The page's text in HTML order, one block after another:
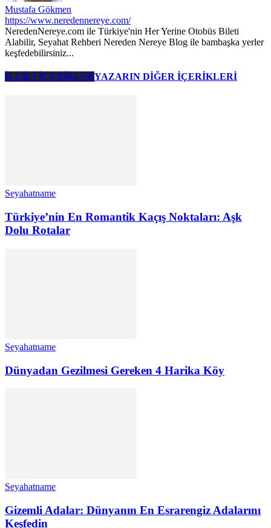
Mustafa Gökmen
https://www.neredennereye.com/
NeredenNereye.com ile Türkiye'nin Her Yerine Otobüs Bileti
Alabilir, Seyahat Rehberi Nereden Nereye Blog ile bambaşka yerler
keşfedebilirsiniz...
İLGİLİ İÇERİKLERYAZARIN DİĞER İÇERİKLERİ
Seyahatname
Türkiye’nin En Romantik Kaçış Noktaları: Aşk
Dolu Rotalar
Seyahatname
Dünyadan Gezilmesi Gereken 4 Harika Köy
Seyahatname
Gizemli Adalar: Dünyanın En Esrarengiz Adalarını
Keşfedin